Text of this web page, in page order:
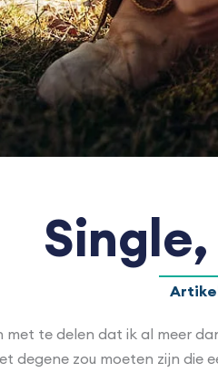
te delen dat ik al meer
degene zou moeten zijn